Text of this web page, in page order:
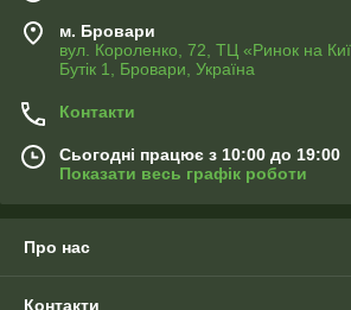
м. Бровари
вул. Короленко, 72, ТЦ «Ринок на
Бутік 1, Бровари, Україна
Контакти
Сьогодні працює з 10:00 до 19:00
Показати весь графік роботи
Про нас
Контакти